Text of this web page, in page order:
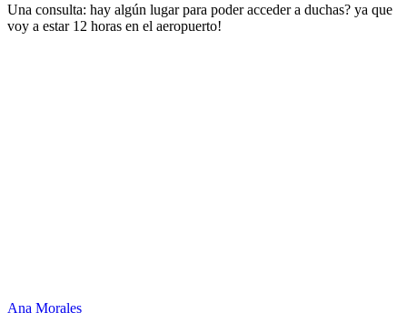
Una consulta: hay algún lugar para poder acceder a duchas? ya que
voy a estar 12 horas en el aeropuerto!
Ana Morales